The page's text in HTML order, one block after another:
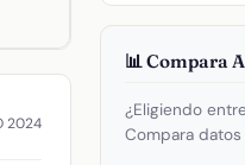
2024
📊 Compara
¿Eligiendo
Compara datos